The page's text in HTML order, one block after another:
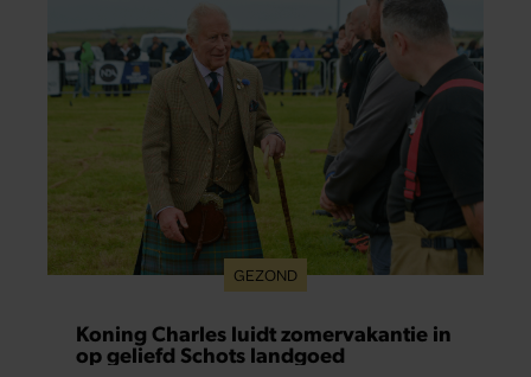
GEZOND
Koning Charles luidt zomervakantie in
op geliefd Schots landgoed